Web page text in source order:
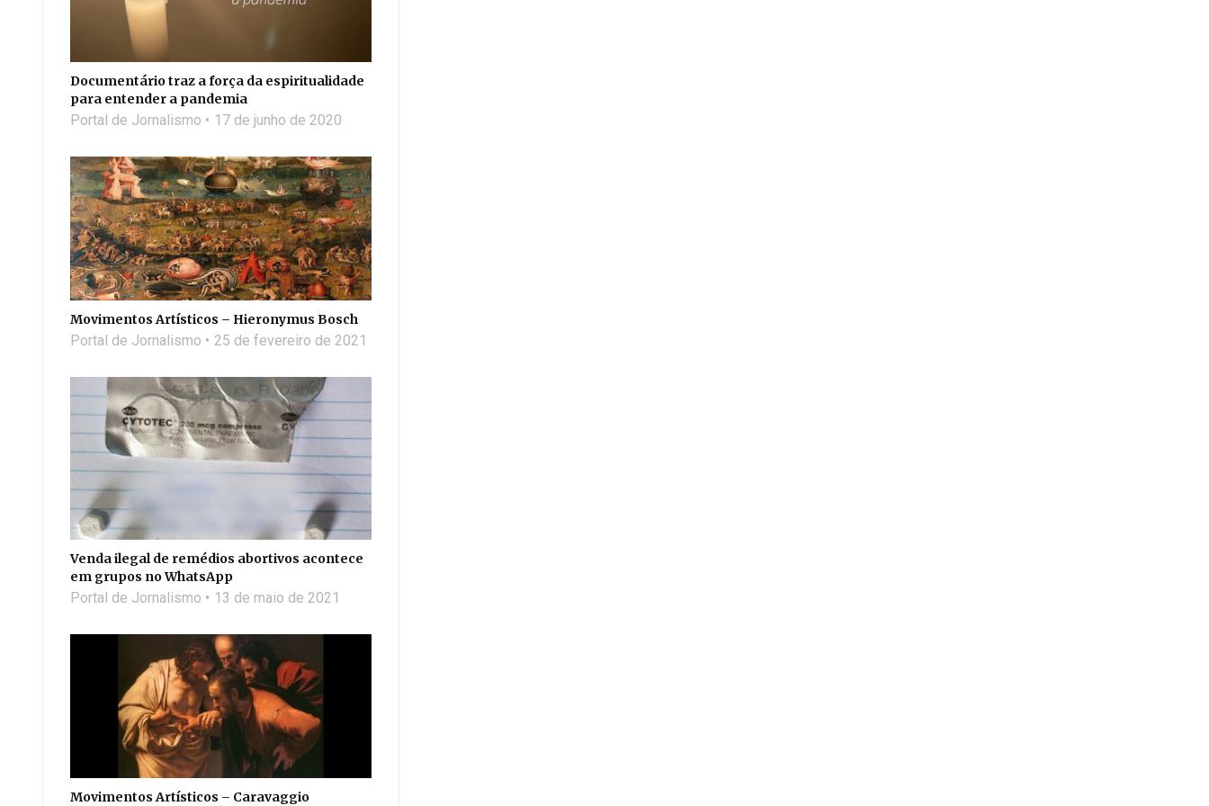
Documentário traz a força da espiritualidade
para entender a pandemia
Portal de Jornalismo 17 de junho de 2020
Movimentos Artísticos – Hieronymus Bosch
Portal de Jornalismo 25 de fevereiro de 2021
Venda ilegal de remédios abortivos acontece
em grupos no WhatsApp
Portal de Jornalismo 13 de maio de 2021
Movimentos Artísticos – Caravaggio